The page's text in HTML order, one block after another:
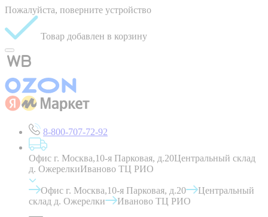
Пожалуйста, поверните устройство
Товар добавлен в корзину
8-800-707-72-92
Офис г. Москва,10-я Парковая, д.20Центральный склад
д. ОжерелкиИваново ТЦ РИО
Офис г. Москва,10-я Парковая, д.20
Центральный
склад д. Ожерелки
Иваново ТЦ РИО